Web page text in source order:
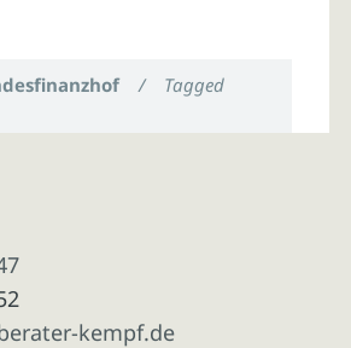
/
Tagged
kempf.de